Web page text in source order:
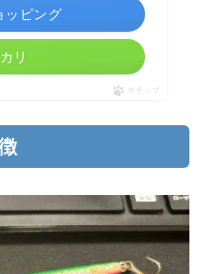
ッピング
リ
ポチップ